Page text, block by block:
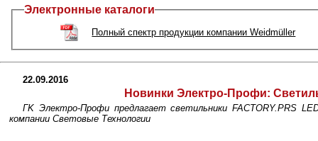
Электронные каталоги
Полный спектр продукции компании Weidmüller
22.09.2016
Новинки Электро-Профи:
ГK Электро-Профи предлагает cветильники FACTORY.PRS
компании Световые Технологии